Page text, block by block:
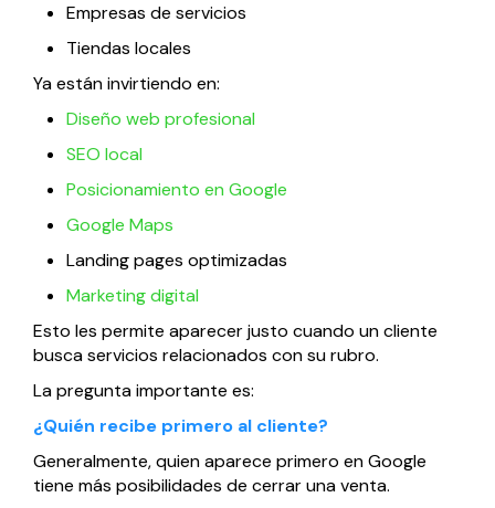
Empresas de servicios
Tiendas locales
Ya están invirtiendo en:
Diseño web profesional
SEO local
Posicionamiento en Google
Google Maps
Landing pages optimizadas
Marketing digital
Esto les permite aparecer justo cuando un cliente
busca servicios relacionados con su rubro.
La pregunta importante es:
¿Quién recibe primero al cliente?
Generalmente, quien aparece primero en Google
tiene más posibilidades de cerrar una venta.